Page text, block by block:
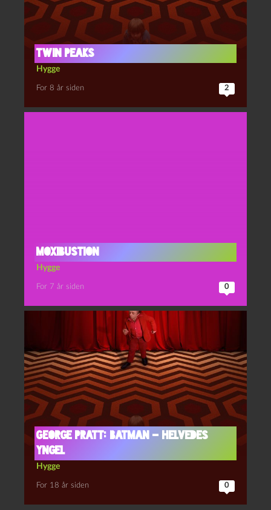
Twin Peaks
Hygge
For 8 år siden 2
Moxibustion
Hygge
For 7 år siden 0
George Pratt: Batman – Helvedes
Yngel
Hygge
For 18 år siden 0